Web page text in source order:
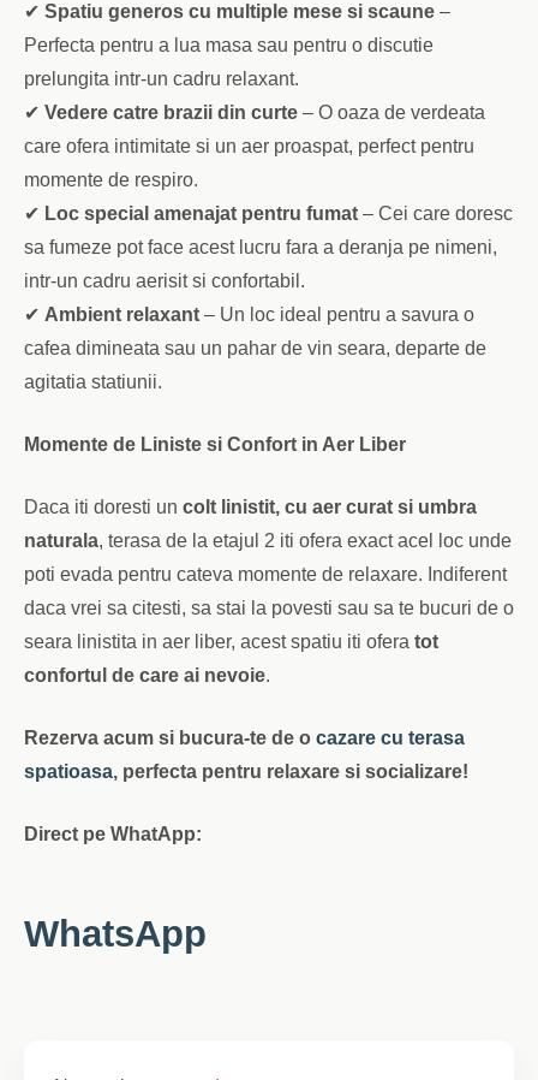
✔ Spatiu generos cu multiple mese si scaune –
Perfecta pentru a lua masa sau pentru o discutie
prelungita intr-un cadru relaxant.
✔ Vedere catre brazii din curte – O oaza de verdeata
care ofera intimitate si un aer proaspat, perfect pentru
momente de respiro.
✔ Loc special amenajat pentru fumat – Cei care doresc
sa fumeze pot face acest lucru fara a deranja pe nimeni,
intr-un cadru aerisit si confortabil.
✔ Ambient relaxant – Un loc ideal pentru a savura o
cafea dimineata sau un pahar de vin seara, departe de
agitatia statiunii.
Momente de Liniste si Confort in Aer Liber
Daca iti doresti un colt linistit, cu aer curat si umbra
naturala, terasa de la etajul 2 iti ofera exact acel loc unde
poti evada pentru cateva momente de relaxare. Indiferent
daca vrei sa citesti, sa stai la povesti sau sa te bucuri de o
seara linistita in aer liber, acest spatiu iti ofera tot
confortul de care ai nevoie.
Rezerva acum si bucura-te de o cazare cu terasa
spatioasa, perfecta pentru relaxare si socializare!
Direct pe WhatApp:
WhatsApp